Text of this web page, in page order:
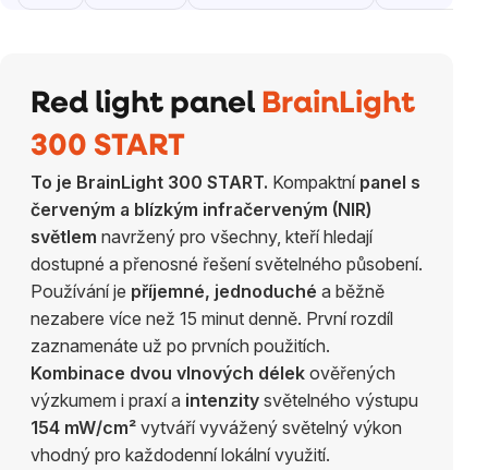
Red light panel BrainLight
300 START
To je BrainLight 300 START. Kompaktnípanel s
červeným a blízkým infračerveným (NIR)
světlem navržený pro všechny, kteří hledají
dostupné a přenosné řešení světelného působení.
Používání je příjemné, jednoduché a běžně
nezabere více než 15 minut denně. První rozdíl
zaznamenáte už po prvních použitích.
Kombinace dvou vlnových délek ověřených
výzkumem i praxí a intenzity světelného výstupu
154 mW/cm² vytváří vyvážený světelný výkon
vhodný pro každodenní lokální využití.